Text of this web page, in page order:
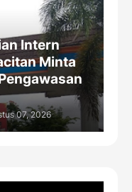
Intern
Minta
07, 2026